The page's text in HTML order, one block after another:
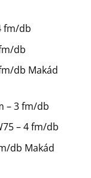
fm/db
db
db Makád
– 3 fm/db
– 4 fm/db
db Makád